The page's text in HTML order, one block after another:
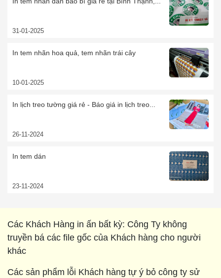
31-01-2025
In tem nhãn hoa quả, tem nhãn trái cây
10-01-2025
In lịch treo tường giá rẻ - Báo giá in lịch treo...
26-11-2024
In tem dán
23-11-2024
Các Khách Hàng in ấn bất kỳ: Công Ty không
truyền bá các file gốc của Khách hàng cho người
khác
Các sản phẩm lỗi Khách hàng tự ý bỏ công ty sử